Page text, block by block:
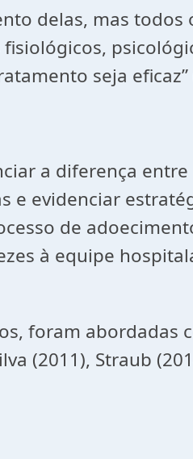
delas, mas todos
seja eficaz”
a diferença
e evidenciar
de
à equipe
foram abordadas
(2011), Straub